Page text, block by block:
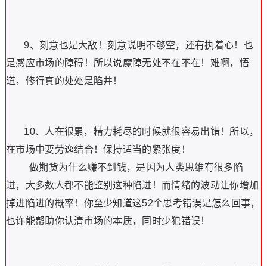
9、刻意也是大敌！刻意说明不够空，还有执着心！也
是感应市场的障碍！所以说魔障无处不在不在！难啊，悟
道，修行真的处处是陷井！
10、人在很累，精力耗尽的时候就很容易出错！所以，
在市场中要劳逸结合！保持适当的紧张度！
做期货为什么赚不到钱，是因为人类思维有很多陷
进，大多数人都不能鉴别这种陷进！而情绪的波动让你增加
掉进陷进的概率！你至少知道这52个思考错误是怎么回事，
也许能帮助你认清市场的本质，同时少犯错误！